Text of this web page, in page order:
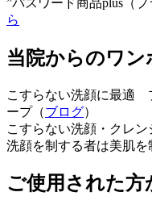
ら
当院からのワ
こすらない洗顔に最適
ープ（ブログ）
こすらない洗顔・クレ
洗顔を制する者は美肌を
ご使用された方